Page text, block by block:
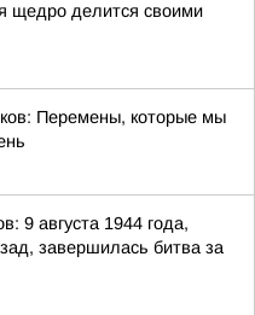
щедро делится своими
Перемены, которые мы
9 августа 1944 года,
завершилась битва за